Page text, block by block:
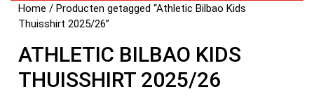
Home / Producten getagged “Athletic Bilbao Kids
Thuisshirt 2025/26”
ATHLETIC BILBAO KIDS
THUISSHIRT 2025/26